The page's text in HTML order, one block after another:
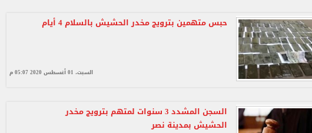
حبس متهمين بترويج مخدر الحشيش بالسلام 4 أيام
السبت، 01 أغسطس 2020 05:07 م
السجن المشدد 3 سنوات لمتهم بترويج مخدر
الحشيش بمدينة نصر